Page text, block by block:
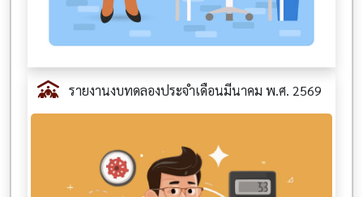
รายงานงบทดลองประจำเดือนมีนาคม พ.ศ. 2569